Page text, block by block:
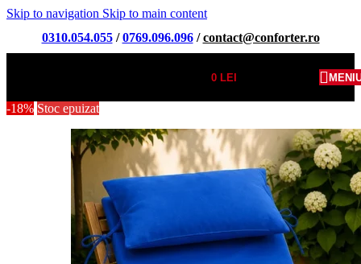
Skip to navigation Skip to main content
0310.054.055/0769.096.096/contact@conforter.ro
0LEI
-18% Stoc epuizat